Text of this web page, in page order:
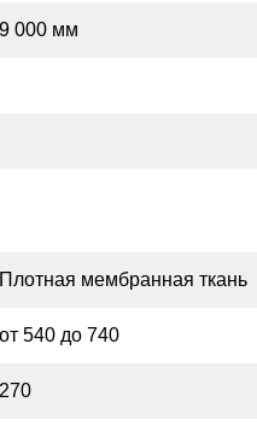
9 000 мм
Плотная мембранная ткань
от 540 до 740
270